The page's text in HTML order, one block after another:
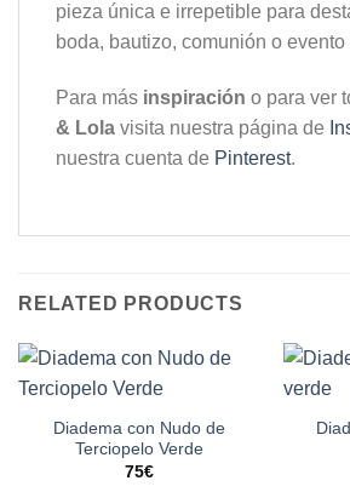
pieza única e irrepetible para
boda, bautizo, comunión o
Para más inspiración o para ver
& Lola visita nuestra página de
nuestra cuenta de Pinterest.
RELATED PRODUCTS
Diadema con Nudo de
Terciopelo Verde
75€